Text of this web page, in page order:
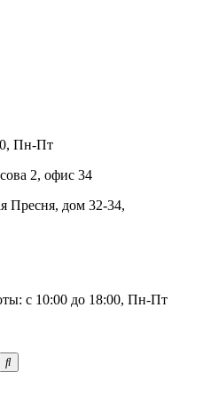
Пн-Пт
2, офис 34
Пресня, дом 32-34,
с 10:00 до 18:00, Пн-Пт